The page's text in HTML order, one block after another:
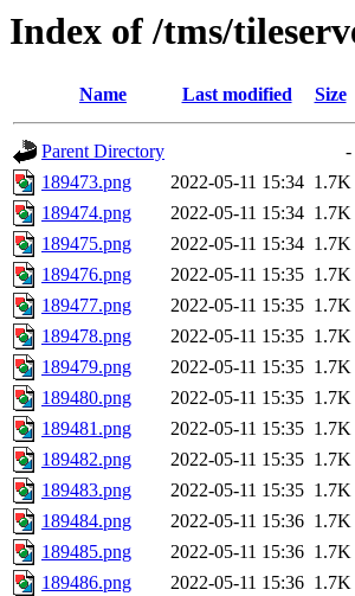
Index of /tms/
Name Last modified Size
Parent Directory
-
189473.png
2022-05-11 15:34 1.7K
189474.png
2022-05-11 15:34 1.7K
189475.png
2022-05-11 15:34 1.7K
189476.png
2022-05-11 15:35 1.7K
189477.png
2022-05-11 15:35 1.7K
189478.png
2022-05-11 15:35 1.7K
189479.png
2022-05-11 15:35 1.7K
189480.png
2022-05-11 15:35 1.7K
189481.png
2022-05-11 15:35 1.7K
189482.png
2022-05-11 15:35 1.7K
189483.png
2022-05-11 15:35 1.7K
189484.png
2022-05-11 15:36 1.7K
189485.png
2022-05-11 15:36 1.7K
189486.png
2022-05-11 15:36 1.7K